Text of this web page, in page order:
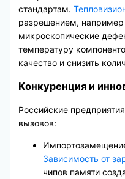
стандартам.
разрешением,
микроскопические
температуру
качество и снизить
Конкуренция и
Российские
вызовов:
Зависимость от
чипов памяти